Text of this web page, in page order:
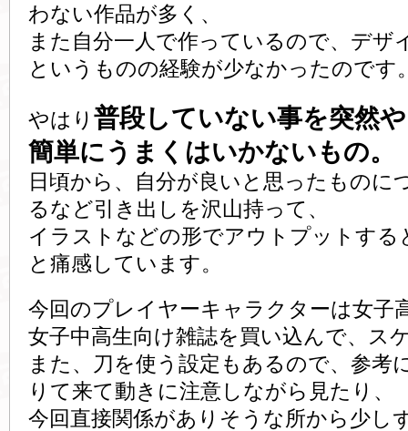
わない作品が多く、
また自分一人で作っているので、デザ
というものの経験が少なかったのです
やはり 普段していない事を突然
簡単にうまくはいかないもの。
日頃から、自分が良いと思ったものに
るなど引き出しを沢山持って、
イラストなどの形でアウトプットする
と痛感しています。
今回のプレイヤーキャラクターは女子
女子中高生向け雑誌を買い込んで、ス
また、刀を使う設定もあるので、参考
りて来て動きに注意しながら見たり、
今回直接関係がありそうな所から少し